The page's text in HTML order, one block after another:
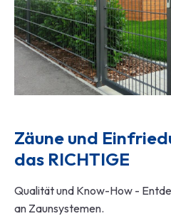
Zäune und
das RICHTIGE
Qualität und Know-How -
an Zaunsystemen.